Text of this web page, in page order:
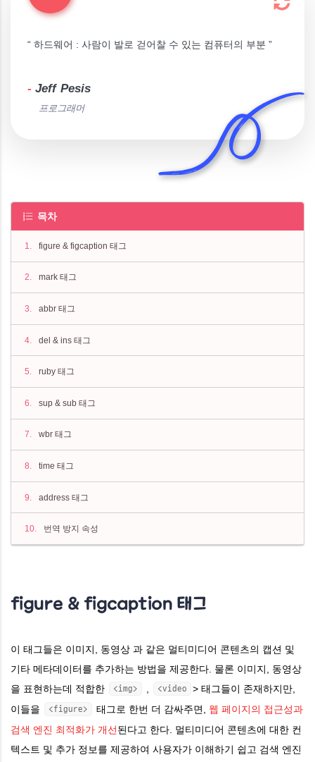
“ 하드웨어 : 사람이 발로 걷어찰 수 있는 컴퓨터의 부분 ”
- Jeff Pesis
프로그래머
목차
figure & figcaption 태그
mark 태그
abbr 태그
del & ins 태그
ruby 태그
sup & sub 태그
wbr 태그
time 태그
address 태그
번역 방지 속성
figure & figcaption 태그
이 태그들은 이미지, 동영상 과 같은 멀티미디어 콘텐츠의 캡션 및
기타 메타데이터를 추가하는 방법을 제공한다. 물론 이미지, 동영상
을 표현하는데 적합한
<img> <video
> 태그들이 존재하지만,
이들을
<figure> 태그로 한번 더 감싸주면, 웹 페이지의 접근성과
검색 엔진 최적화가 개선된다고 한다. 멀티미디어 콘텐츠에 대한 컨
텍스트 및 추가 정보를 제공하여 사용자가 이해하기 쉽고 검색 엔진